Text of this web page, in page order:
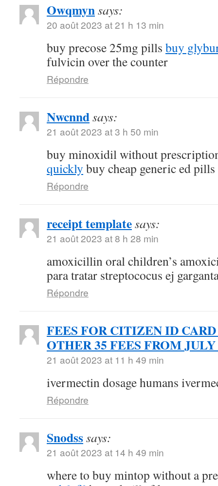
Owqmynsays:
20 août 2023 at 21 h 13 min
buy precose 25mg pills buy
fulvicin over the counter
Répondre
Nwcnndsays:
21 août 2023 at 3 h 50 min
buy minoxidil without
quickly buy cheap generic ed pills
Répondre
receipt templatesays:
21 août 2023 at 8 h 28 min
amoxicillin oral children’s
para tratar streptococus ej
Répondre
FEES FOR CITIZEN ID
OTHER 35 FEES FROM JULY
21 août 2023 at 11 h 49 min
ivermectin dosage humans
Répondre
Snodsssays:
21 août 2023 at 14 h 49 min
where to buy mintop without a